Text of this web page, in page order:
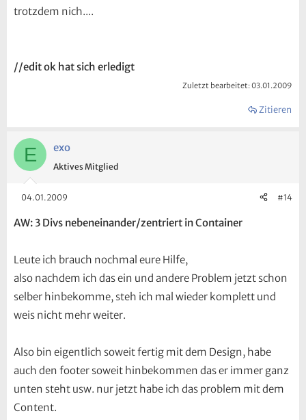
trotzdem nich....
//edit ok hat sich erledigt
Zuletzt bearbeitet:03.01.2009
Zitieren
E exo
Aktives Mitglied
04.01.2009 #14
AW: 3 Divs nebeneinander/zentriert in Container
Leute ich brauch nochmal eure Hilfe,
also nachdem ich das ein und andere Problem jetzt schon
selber hinbekomme, steh ich mal wieder komplett und
weis nicht mehr weiter.
Also bin eigentlich soweit fertig mit dem Design, habe
auch den footer soweit hinbekommen das er immer ganz
unten steht usw. nur jetzt habe ich das problem mit dem
Content.